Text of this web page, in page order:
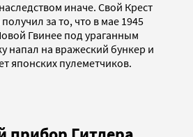
иначе. Свой Крест
за то, что в мае 1945
Гвинее под ураганным
напал на вражеский бункер и
японских пулеметчиков.